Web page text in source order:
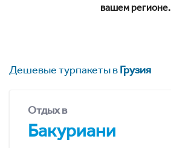
вашем регионе.
Дешевые турпакеты вГрузия
Отдых в
Бакуриани